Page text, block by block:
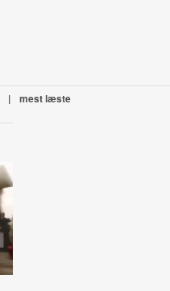
| mest læste